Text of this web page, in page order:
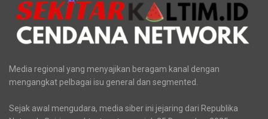
Media regional yang menyajikan beragam kanal dengan
mengangkat pelbagai isu general dan segmented.
Sejak awal mengudara, media siber ini jejaring dari Republika